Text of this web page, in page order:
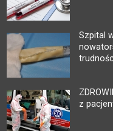
Szpital
z